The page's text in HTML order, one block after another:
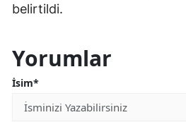
belirtildi.
Yorumlar
İsim*